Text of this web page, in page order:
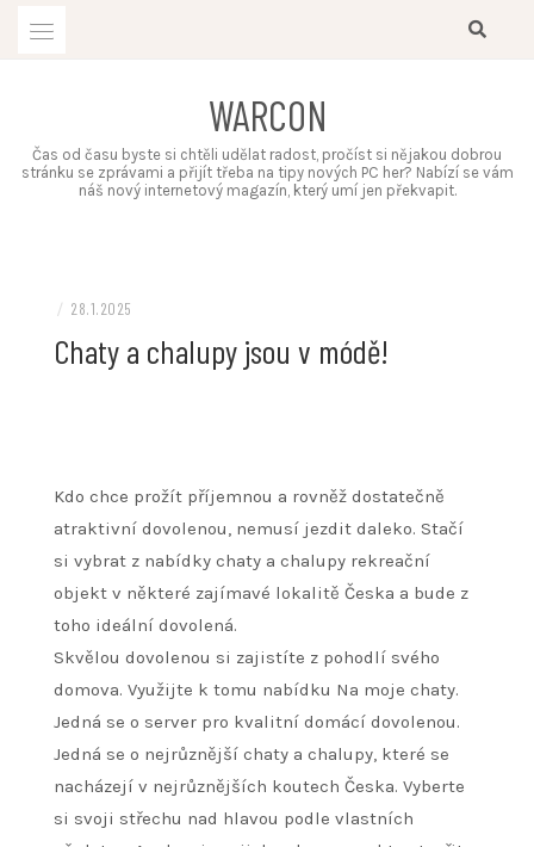
WARCON
Čas od času byste si chtěli udělat radost, pročíst si nějakou dobrou
stránku se zprávami a přijít třeba na tipy nových PC her? Nabízí se vám
náš nový internetový magazín, který umí jen překvapit.
/ 28.1.2025
Chaty a chalupy jsou v módě!
Kdo chce prožít příjemnou a rovněž dostatečně
atraktivní dovolenou, nemusí jezdit daleko. Stačí
si vybrat z nabídky chaty a chalupy rekreační
objekt v některé zajímavé lokalitě Česka a bude z
toho ideální dovolená.
Skvělou dovolenou si zajistíte z pohodlí svého
domova. Využijte k tomu nabídku Na moje chaty.
Jedná se o server pro kvalitní domácí dovolenou.
Jedná se o nejrůznější chaty a chalupy, které se
nacházejí v nejrůznějších koutech Česka. Vyberte
si svoji střechu nad hlavou podle vlastních